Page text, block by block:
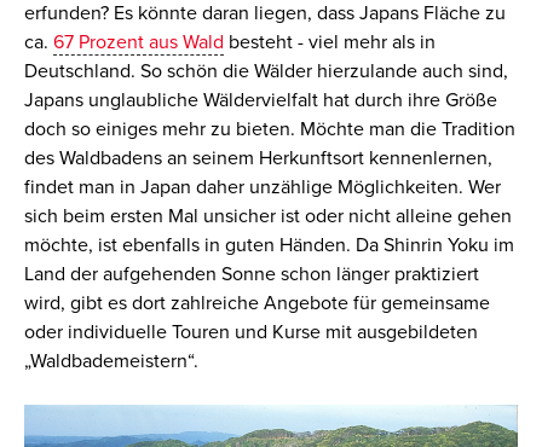
erfunden? Es könnte daran liegen, dass Japans Fläche zu
ca. 67 Prozent aus Wald besteht - viel mehr als in
Deutschland. So schön die Wälder hierzulande auch sind,
Japans unglaubliche Wäldervielfalt hat durch ihre Größe
doch so einiges mehr zu bieten. Möchte man die Tradition
des Waldbadens an seinem Herkunftsort kennenlernen,
findet man in Japan daher unzählige Möglichkeiten. Wer
sich beim ersten Mal unsicher ist oder nicht alleine gehen
möchte, ist ebenfalls in guten Händen. Da Shinrin Yoku im
Land der aufgehenden Sonne schon länger praktiziert
wird, gibt es dort zahlreiche Angebote für gemeinsame
oder individuelle Touren und Kurse mit ausgebildeten
„Waldbademeistern“.